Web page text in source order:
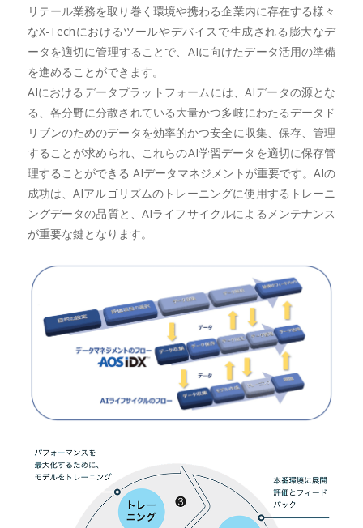
リテール業務を取り巻く環境や携わる企業内に存在する様々
なX-Techにおけるツールやデバイスで生成される膨大なデ
ータを適切に管理することで、AIに向けたデータ活用の準備
を進めることができます。
AIにおけるデータプラットフォームには、AIデータの源とな
る、各分野に分散されている大量かつ多岐にわたるデータド
リブンのためのデータを効率的かつ安全に収集、保存、管理
することが求められ、これらのAI学習データを適切に保存管
理することができる AIデータマネジメントが重要です。AIの
成功は、AIアルゴリズムのトレーニングに使用するトレーニ
ングデータの品質と、AIライフサイクルによるメンテナンス
が重要な鍵となります。